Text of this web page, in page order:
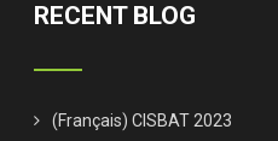
RECENT BLOG
(Français) CISBAT 2023